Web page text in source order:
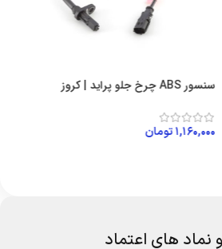
سنسور ABS چرخ جلو پراید | کروز
۱,۱۶۰,۰۰۰تومان
نماد های اعتماد